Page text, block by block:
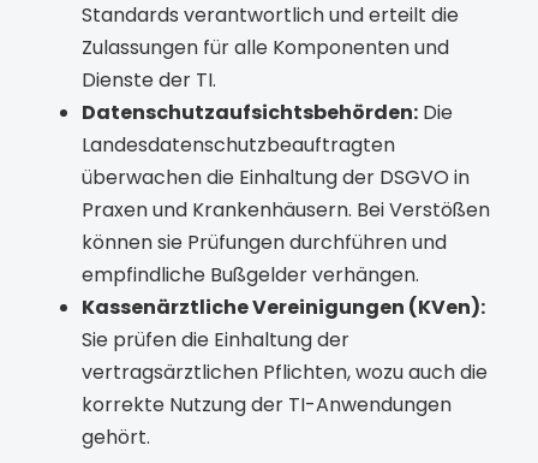
Standards verantwortlich und erteilt die
Zulassungen für alle Komponenten und
Dienste der TI.
Datenschutzaufsichtsbehörden: Die
Landesdatenschutzbeauftragten
überwachen die Einhaltung der DSGVO in
Praxen und Krankenhäusern. Bei Verstößen
können sie Prüfungen durchführen und
empfindliche Bußgelder verhängen.
Kassenärztliche Vereinigungen (KVen):
Sie prüfen die Einhaltung der
vertragsärztlichen Pflichten, wozu auch die
korrekte Nutzung der TI-Anwendungen
gehört.